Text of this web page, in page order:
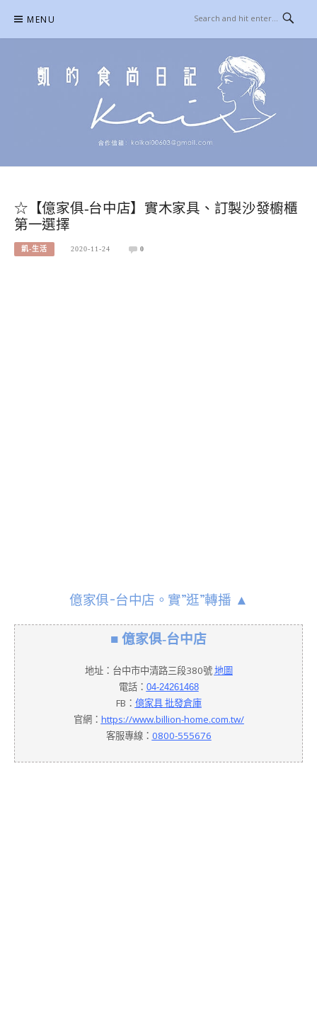
content
MENU
☆【億家俱-台中店】實木家具、訂製沙發櫥櫃
第一選擇
凱-生活 2020-11-24 0
億家俱-台中店。實”逛”轉播 ▲
■ 億家俱-台中店
地址： 台中市中清路三段380號地圖
電話： 04-24261468
FB： 億家具 批發倉庫
官網： https://www.billion-home.com.tw/
客服專線： 0800-555676